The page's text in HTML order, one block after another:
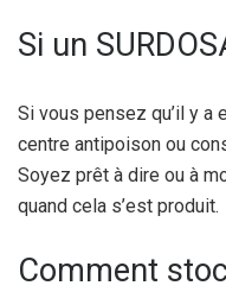
Si un
Si vous pensez qu’il y a
centre antipoison ou
Soyez prêt à dire ou à
quand cela s’est produit.
Comment